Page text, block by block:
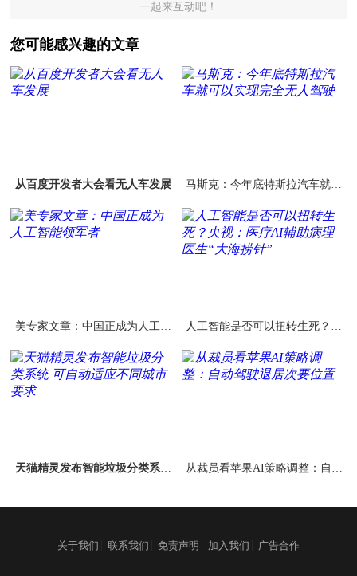
一起来互动吧！
您可能感兴趣的文章
从百度开发者大会看无人车发展
马斯克：今年底特斯拉汽车就可
美专家文章：中国正成为人工智
人工智能是否可以扭转生死？央
针”
天猫精灵发布智能垃圾分类系统
从裁员看苹果AI策略调整：自动
关于我们 联系我们 免责声明 加入我们 广告合作